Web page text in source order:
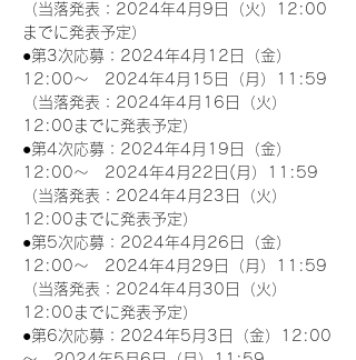
（当落発表：2024年4月9日（火）12:00
までに発表予定）
●第3次応募：2024年4月12日（金）
12:00～　2024年4月15日（月）11:59
（当落発表：2024年4月16日（火）
12:00までに発表予定）
●第4次応募：2024年4月19日（金）
12:00～　2024年4月22日(月）11:59
（当落発表：2024年4月23日（火）
12:00までに発表予定）
●第5次応募：2024年4月26日（金）
12:00～　2024年4月29日（月）11:59
（当落発表：2024年4月30日（火）
12:00までに発表予定）
●第6次応募：2024年5月3日（金）12:00